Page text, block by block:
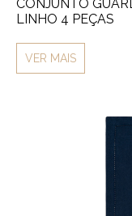
CONJUNTO
LINHO 4 PEÇAS
VER MAIS